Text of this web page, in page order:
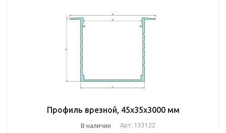
Профиль врезной, 45x35x3000 мм
В наличии Арт. 133122